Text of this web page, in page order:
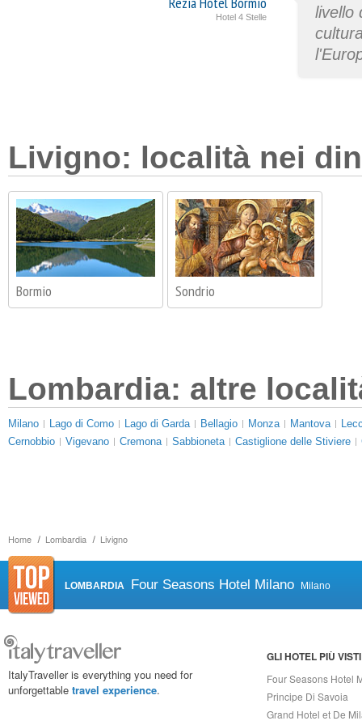
Home Lombardia Livigno
Hotel 4 Stelle
livello
Livigno: località nei
Bormio Sondrio
Lombardia: altre
Milano Lago di Como Lago di Garda Bellagio Monza Mantova
Cernobbio
Vigevano Cremona Sabbioneta Castiglione delle Stiviere
LOMBARDIA Four Seasons Hotel Milano Milano
ItalyTraveller is everything you need for
unforgettable travel experience.
GLI HOTEL PIÙ VISTI
Four Seasons Hotel
Principe Di Savoia
Grand Hotel et De